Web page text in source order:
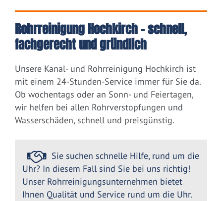
Rohrreinigung Hochkirch – schnell,
fachgerecht und gründlich
Unsere Kanal- und Rohrreinigung Hochkirch ist
mit einem 24-Stunden-Service immer für Sie da.
Ob wochentags oder an Sonn- und Feiertagen,
wir helfen bei allen Rohrverstopfungen und
Wasserschäden, schnell und preisgünstig.
Sie suchen schnelle Hilfe, rund um die
Uhr? In diesem Fall sind Sie bei uns richtig!
Unser Rohrreinigungsunternehmen bietet
Ihnen Qualität und Service rund um die Uhr.